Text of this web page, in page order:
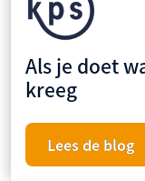
Als je doet
kreeg
Lees de blog